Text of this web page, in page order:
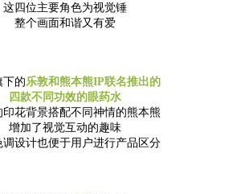
这四位主要角色为视觉锤
整个画面和谐又有爱
下的乐敦和熊本熊IP联名推出的
四款不同功效的眼药水
印花背景搭配不同神情的熊本熊
增加了视觉互动的趣味
调设计也便于用户进行产品区分